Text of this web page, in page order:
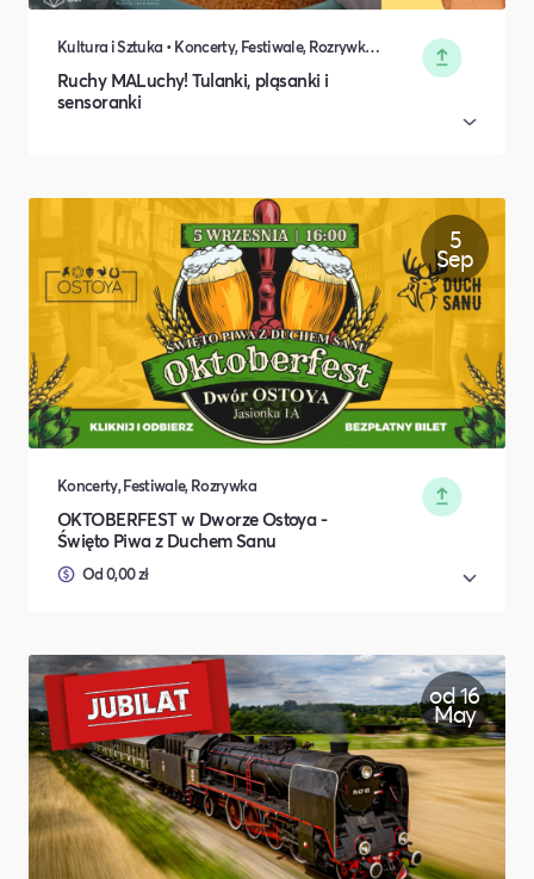
Kultura i Sztuka • Koncerty, Festiwale, Rozrywka • DIY, Majsterkowanie, Hobby • Rodzina i relacje międzyludzkie
Ruchy MALuchy! Tulanki, pląsanki i
sensoranki
5
Sep
Koncerty, Festiwale, Rozrywka
OKTOBERFEST w Dworze Ostoya -
Święto Piwa z Duchem Sanu
Od 0,00 zł
od 16
May